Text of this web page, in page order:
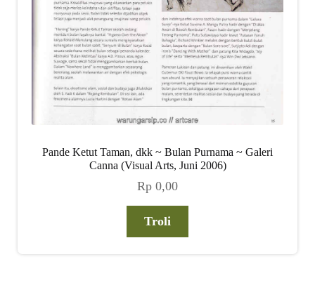
Pande Ketut Taman, dkk ~ Bulan Purnama ~ Galeri
Canna (Visual Arts, Juni 2006)
Rp 0,00
Troli